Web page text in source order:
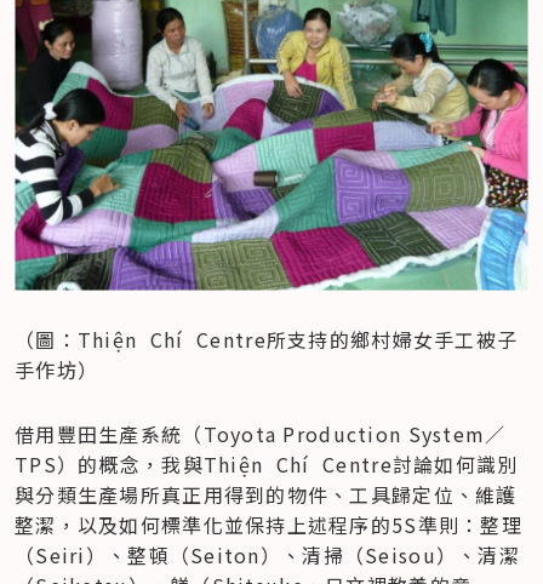
（圖：Thiện  Chí  Centre所支持的鄉村婦女手工被子
手作坊）
借用豐田生產系統（Toyota Production System／
TPS）的概念，我與Thiện  Chí  Centre討論如何識別
與分類生產場所真正用得到的物件、工具歸定位、維護
整潔，以及如何標準化並保持上述程序的5S準則：整理
（Seiri）、整頓（Seiton）、清掃（Seisou）、清潔